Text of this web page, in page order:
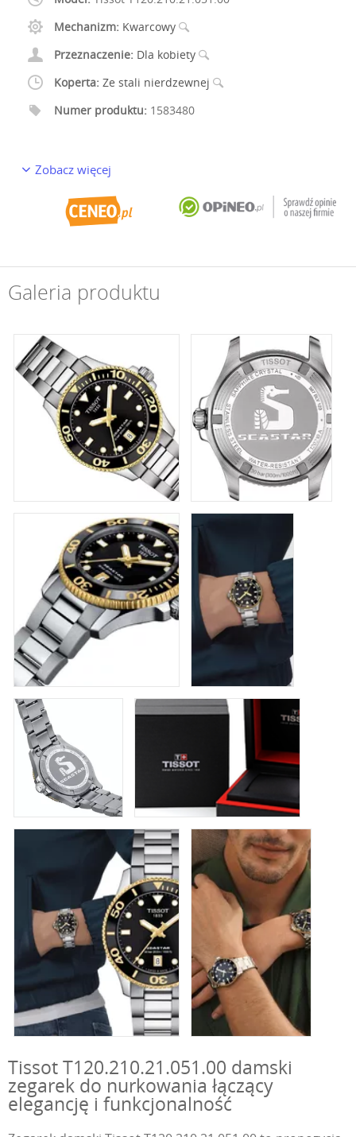
Mechanizm: Kwarcowy
Przeznaczenie: Dla kobiety
Koperta: Ze stali nierdzewnej
Numer produktu: 1583480
Zobacz więcej
Galeria produktu
Tissot T120.210.21.051.00 damski
zegarek do nurkowania łączący
elegancję i funkcjonalność